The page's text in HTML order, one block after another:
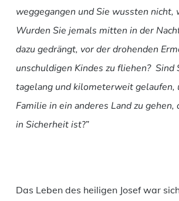
weggegangen und Sie wussten nicht,
Wurden Sie jemals mitten in der
dazu gedrängt, vor der drohenden
unschuldigen Kindes zu fliehen? Sind
tagelang und kilometerweit gelaufen,
Familie in ein anderes Land zu gehen,
in Sicherheit ist?”
Das Leben des heiligen Josef war